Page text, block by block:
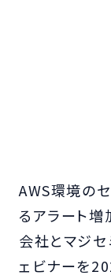
AWS環境の
るアラート増
会社とマジ
ェビナーを